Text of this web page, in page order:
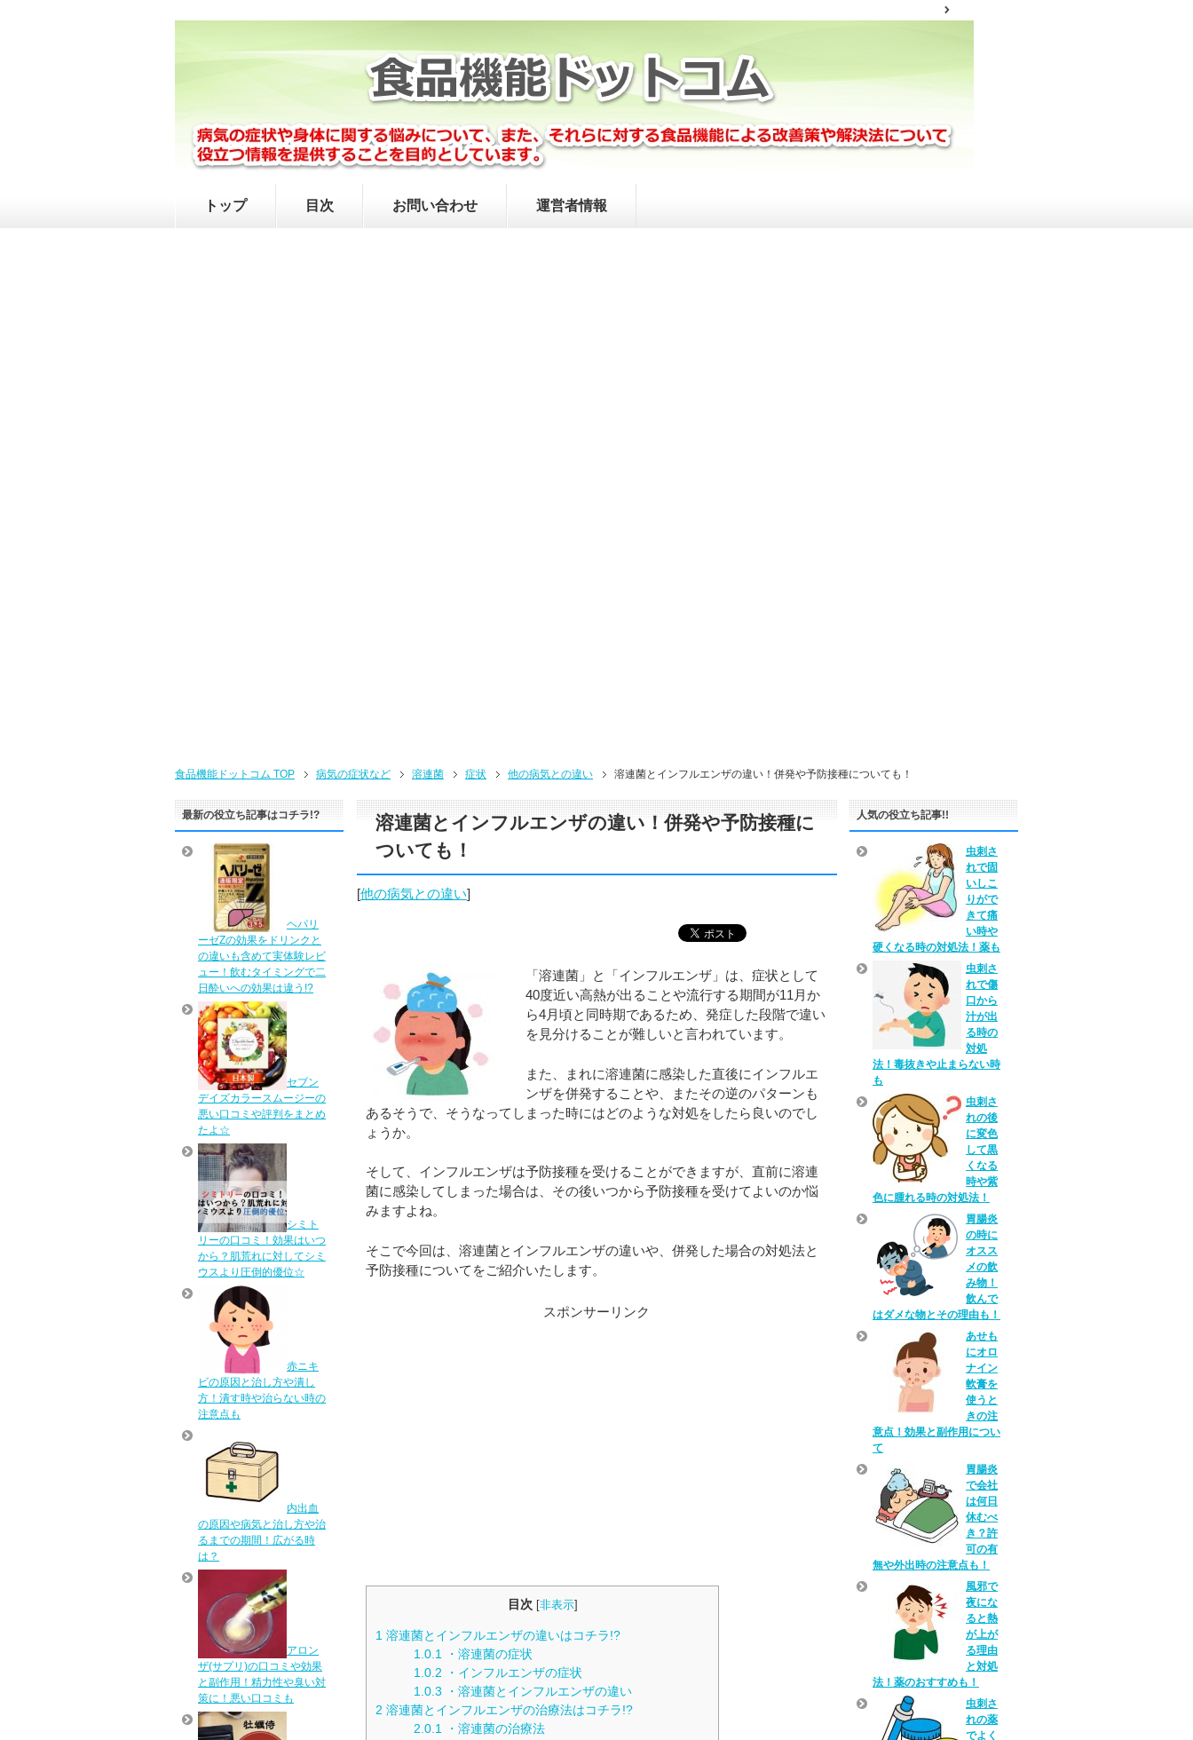
トップ 目次 お問い合わせ 運営者情報
食品機能ドットコム TOP 病気の症状など 溶連菌 症状 他の病気との違い 溶連菌とインフルエンザの違い！併発や予防接種についても！
溶連菌とインフルエンザの違い！併発や予防接種に
ついても！
[他の病気との違い]
「溶連菌」と「インフルエンザ」は、症状として
40度近い高熱が出ることや流行する期間が11月か
ら4月頃と同時期であるため、発症した段階で違い
を見分けることが難しいと言われています。
また、まれに溶連菌に感染した直後にインフルエ
ンザを併発することや、またその逆のパターンも
あるそうで、そうなってしまった時にはどのような対処をしたら良いのでし
ょうか。
そして、インフルエンザは予防接種を受けることができますが、直前に溶連
菌に感染してしまった場合は、その後いつから予防接種を受けてよいのか悩
みますよね。
そこで今回は、溶連菌とインフルエンザの違いや、併発した場合の対処法と
予防接種についてをご紹介いたします。
スポンサーリンク
目次 [非表示]
1 溶連菌とインフルエンザの違いはコチラ!?
1.0.1・溶連菌の症状
1.0.2 ・インフルエンザの症状
1.0.3 ・溶連菌とインフルエンザの違い
2 溶連菌とインフルエンザの治療法はコチラ!?
2.0.1・溶連菌の治療法
最新の役立ち記事はコチラ!?
ヘパリ
ーゼZの効果をドリンクと
の違いも含めて実体験レビ
ュー！飲むタイミングで二
日酔いへの効果は違う!?
セブン
デイズカラースムージーの
悪い口コミや評判をまとめ
たよ☆
シミト
リーの口コミ！効果はいつ
から？肌荒れに対してシミ
ウスより圧倒的優位☆
赤ニキ
ビの原因と治し方や潰し
方！潰す時や治らない時の
注意点も
内出血
の原因や病気と治し方や治
るまでの期間！広がる時
は？
アロン
ザ(サプリ)の口コミや効果
と副作用！精力性や臭い対
策に！悪い口コミも
人気の役立ち記事!!
虫刺さ
れで固
いしこ
りがで
きて痛
い時や
硬くなる時の対処法！薬も
虫刺さ
れで傷
口から
汁が出
る時の
対処
法！毒抜きや止まらない時
も
虫刺さ
れの後
に変色
して黒
くなる
時や紫
色に腫れる時の対処法！
胃腸炎
の時に
オスス
メの飲
み物！
飲んで
はダメな物とその理由も！
あせも
にオロ
ナイン
軟膏を
使うと
きの注
意点！効果と副作用につい
て
胃腸炎
で会社
は何日
休むべ
き？許
可の有
無や外出時の注意点も！
風邪で
夜にな
ると熱
が上が
る理由
と対処
法！薬のおすすめも！
虫刺さ
れの薬
でよく